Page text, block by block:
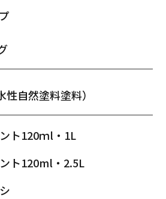
自然塗料塗料）
ト120ｍl・1L
ト120ml・2.5L